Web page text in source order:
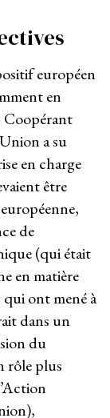
européen
en
Coopérant
a su
en charge
être
de
(qui était
en matière
qui ont mené à
dans un
du
rôle plus